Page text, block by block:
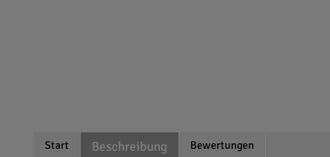
Start Beschreibung Bewertungen